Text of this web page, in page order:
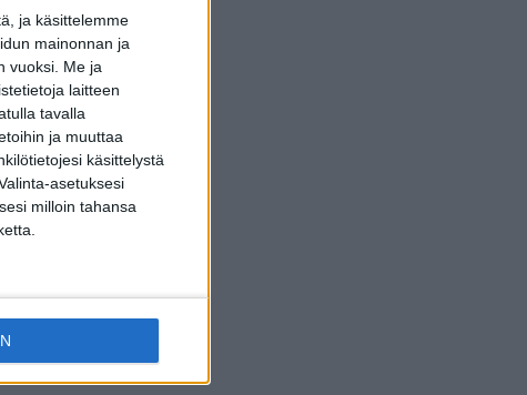
ja käsittelemme
mainonnan ja
vuoksi. Me ja
laitteen
tavalla
ja muuttaa
käsittelystä
asetuksesi
milloin tahansa